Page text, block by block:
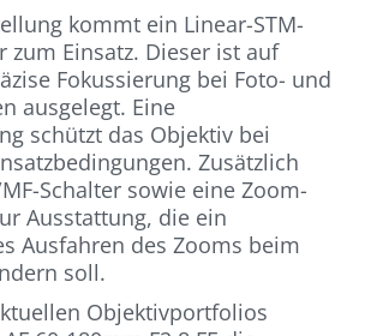
kommt ein Linear-STM-
zum Einsatz. Dieser ist auf
Fokussierung bei Foto- und
ausgelegt. Eine
schützt das Objektiv bei
Zusätzlich
Schalter sowie eine Zoom-
Ausstattung, die ein
Ausfahren des Zooms beim
soll.
Objektivportfolios